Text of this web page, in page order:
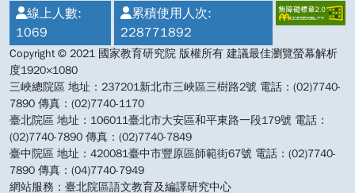
線上人數:
1069
累積使用人次:
228771892
Copyright © 2021 國家教育研究院 版權所有 建議最佳瀏覽螢幕解析
度1920×1080
三峽總院區 地址：237201新北市三峽區三樹路2號 電話：(02)7740-
7890 傳真：(02)7740-1170
臺北院區 地址：106011臺北市大安區和平東路一段179號 電話：
(02)7740-7890 傳真：(02)7740-7849
臺中院區 地址：420081臺中市豐原區師範街67號 電話：(02)7740-
7890 傳真：(04)7740-7949
網站服務：臺北院區語文教育及編譯研究中心